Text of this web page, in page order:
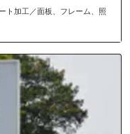
ト加工／面板、フレーム、照